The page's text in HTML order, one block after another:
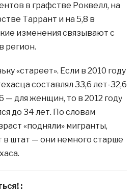
в графстве Роквелл, на
Таррант и на 5,8 в
изменения связывают с
регион.
«стареет». Если в 2010 году
составлял 33,6 лет-32,6
— для женщин, то в 2012 году
до 34 лет. По словам
«подняли» мигранты,
штат — они немного старше
: